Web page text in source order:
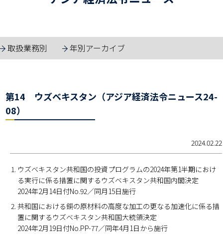
取扱業務別 年別アーカイブ
第14 ウズベキスタン（アジア経済法令ニュース24-
08）
2024.02.22
ウズベキスタン共和国の投資プログラムの2024年第1半期におけ
る実行に係る措置に関するウズベキスタン共和国内閣決定
2024年2月14日付No.92／同月15日施行
共和国における銅の原材料の高度な加工の更なる加速化に係る措
置に関するウズベキスタン共和国大統領決定
2024年2月19日付No.PP-77／同年4月1日から施行